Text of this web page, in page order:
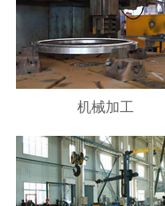
机械加工